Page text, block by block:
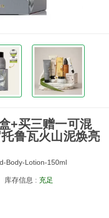
+买三赠一可混
鲁瓦火山泥焕亮
Body-Lotion-150ml
库存信息 : 充足